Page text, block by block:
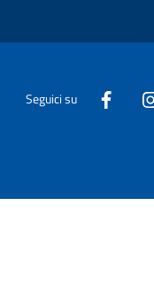
Seguici su